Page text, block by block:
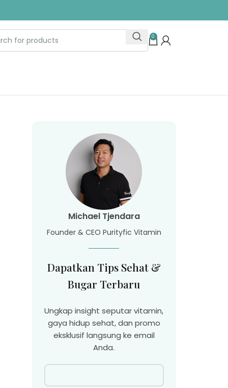
0
Michael Tjendara
Founder & CEO Purityfic Vitamin
Dapatkan Tips Sehat &
Bugar Terbaru
Ungkap insight seputar vitamin,
gaya hidup sehat, dan promo
eksklusif langsung ke email
Anda.